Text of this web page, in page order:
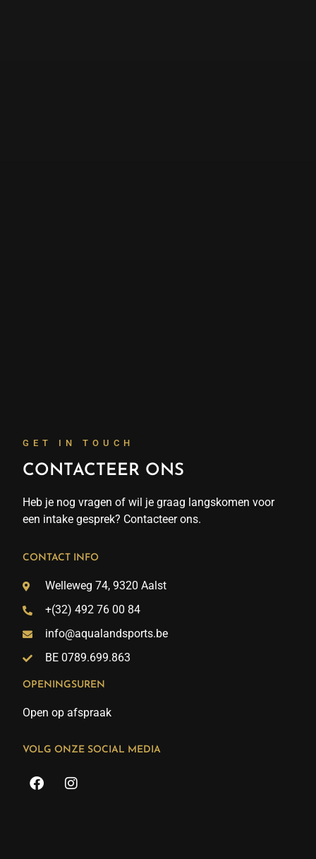
GET IN TOUCH
CONTACTEER ONS
Heb je nog vragen of wil je graag langskomen voor
een intake gesprek? Contacteer ons.
CONTACT INFO
Welleweg 74, 9320 Aalst
+(32) 492 76 00 84
info@aqualandsports.be
BE 0789.699.863
OPENINGSUREN
Open op afspraak
VOLG ONZE SOCIAL MEDIA